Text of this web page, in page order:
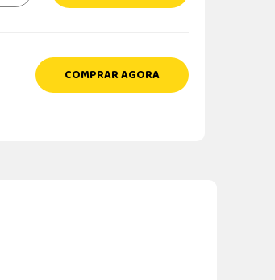
COMPRAR AGORA